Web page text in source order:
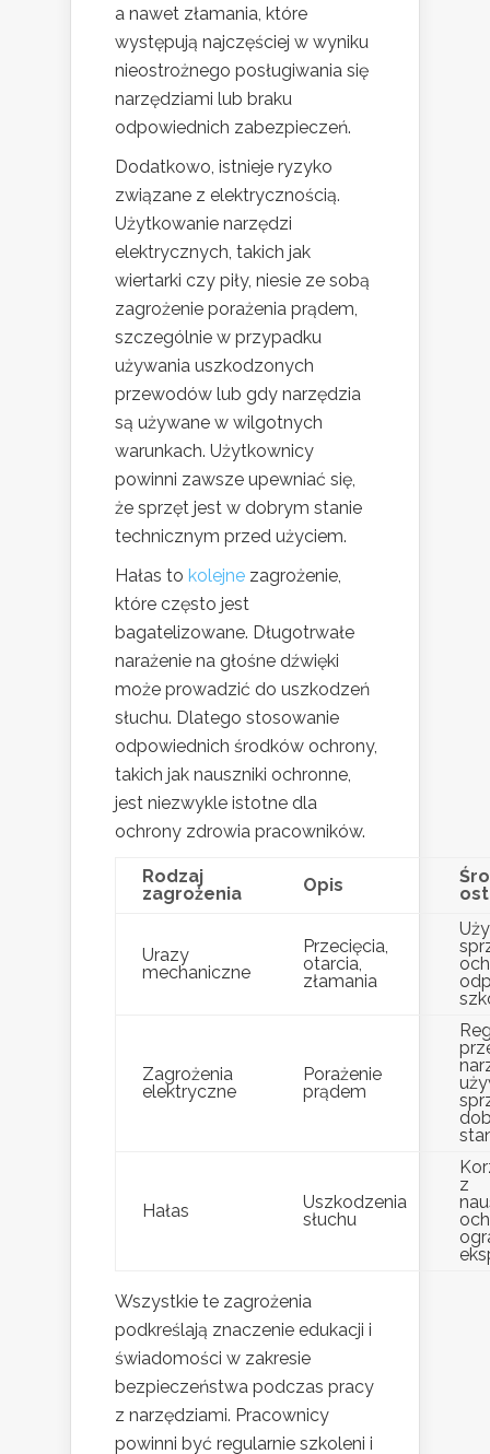
a nawet złamania, które
występują najczęściej w wyniku
nieostrożnego posługiwania się
narzędziami lub braku
odpowiednich zabezpieczeń.
Dodatkowo, istnieje ryzyko
związane z elektrycznością.
Użytkowanie narzędzi
elektrycznych, takich jak
wiertarki czy piły, niesie ze sobą
zagrożenie porażenia prądem,
szczególnie w przypadku
używania uszkodzonych
przewodów lub gdy narzędzia
są używane w wilgotnych
warunkach. Użytkownicy
powinni zawsze upewniać się,
że sprzęt jest w dobrym stanie
technicznym przed użyciem.
Hałas to kolejne zagrożenie,
które często jest
bagatelizowane. Długotrwałe
narażenie na głośne dźwięki
może prowadzić do uszkodzeń
słuchu. Dlatego stosowanie
odpowiednich środków ochrony,
takich jak nauszniki ochronne,
jest niezwykle istotne dla
ochrony zdrowia pracowników.
Rodzaj
zagrożenia
Opis
Urazy
mechaniczne
Przecięcia,
otarcia,
złamania
Zagrożenia
elektryczne
Porażenie
prądem
Hałas
Uszkodzenia
słuchu
z
Wszystkie te zagrożenia
podkreślają znaczenie edukacji i
świadomości w zakresie
bezpieczeństwa podczas pracy
z narzędziami. Pracownicy
powinni być regularnie szkoleni i